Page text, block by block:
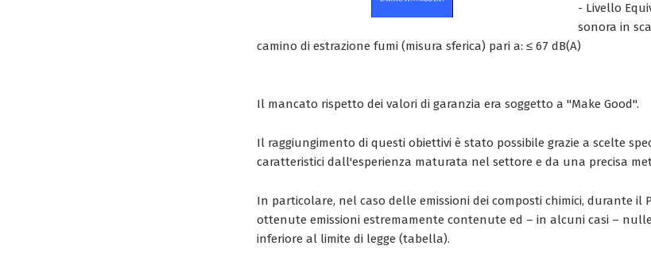
- Livello
sonora in
camino di estrazione fumi (misura sferica) pari a: ≤ 67 dB(A)
Il mancato rispetto dei valori di garanzia era soggetto a "Make Good".
Il raggiungimento di questi obiettivi è stato possibile grazie a scelte
caratteristici dall'esperienza maturata nel settore e da una precisa
In particolare, nel caso delle emissioni dei composti chimici, durante il
ottenute emissioni estremamente contenute ed – in alcuni casi –
inferiore al limite di legge (tabella).